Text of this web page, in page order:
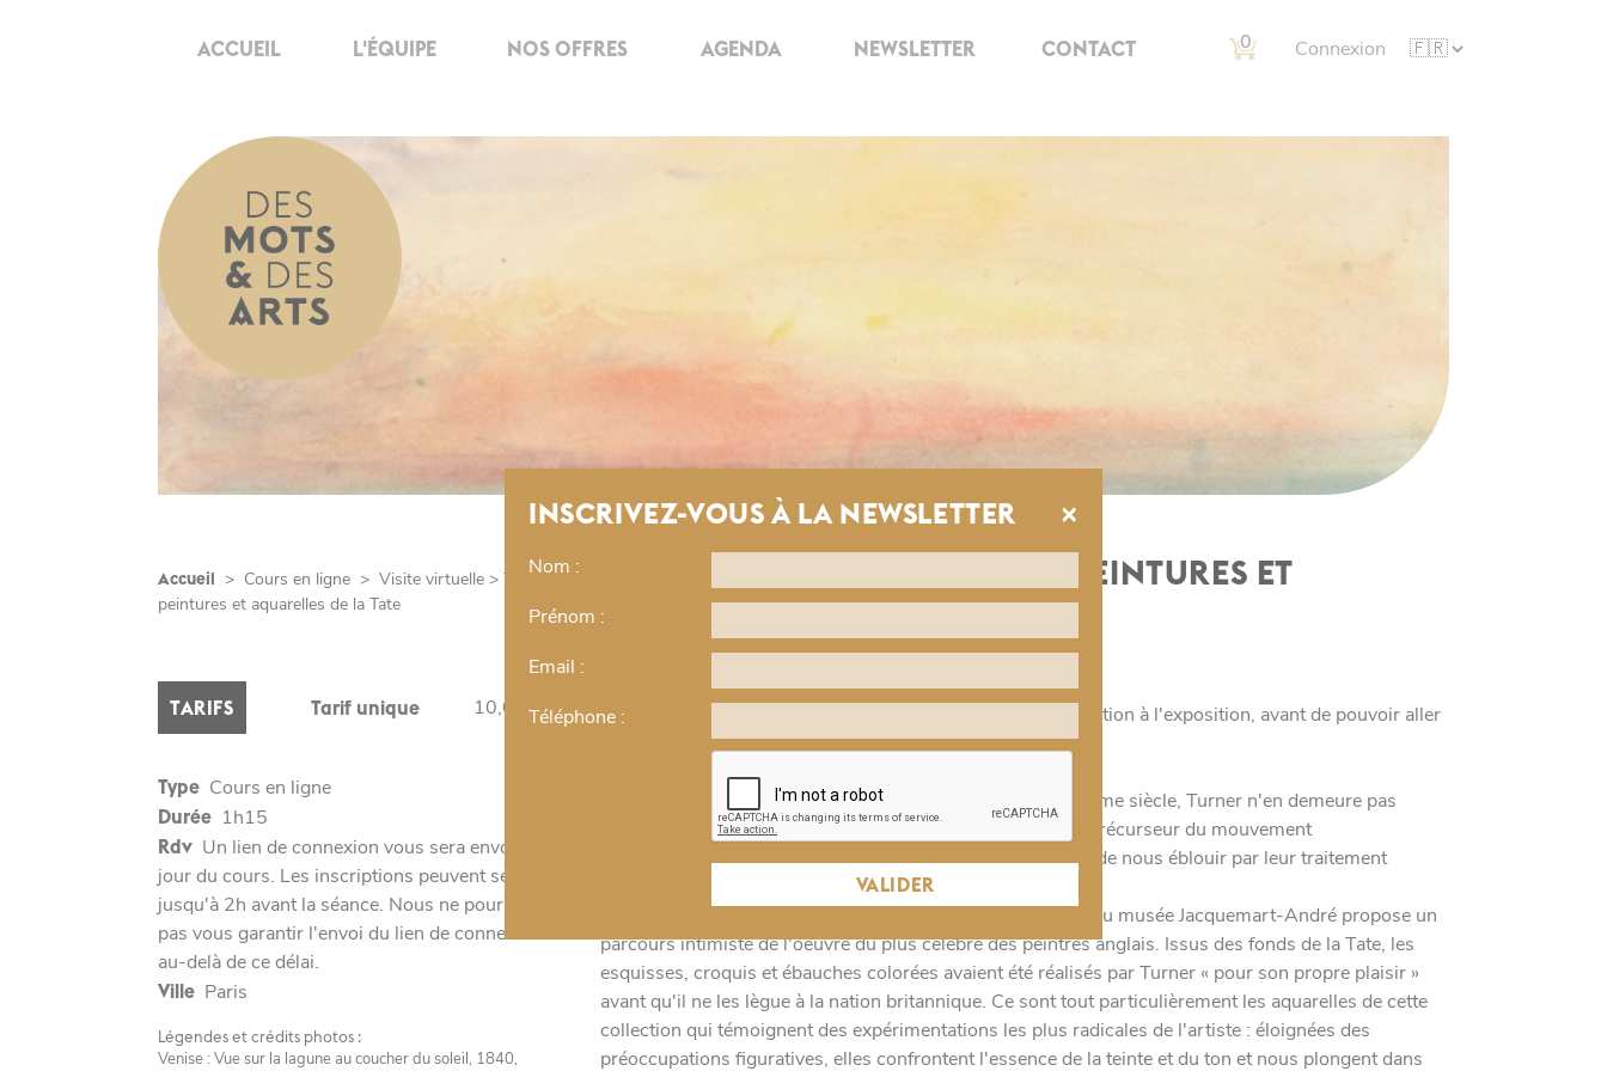
ACCUEIL L'ÉQUIPE NOS OFFRES AGENDA NEWSLETTER CONTACT 0 Connexion
Accueil > Cours en ligne > Visite virtuelle > Turner -
peintures et aquarelles de la Tate
VISITE VIRTUELLE > TURNER - PEINTURES ET
AQUARELLES DE LA TATE
Visite virtuelle
TARIFS Tarif unique 10,00 €
Type Cours en ligne
Durée 1h15
Rdv Un lien de connexion vous sera envoyé le
jour du cours. Les inscriptions peuvent se faire
jusqu'à 2h avant la séance. Nous ne pourrons
pas vous garantir l'envoi du lien de connexion
au-delà de ce délai.
Ville Paris
Légendes et crédits photos :
Venise : Vue sur la lagune au coucher du soleil, 1840,
Cette visite virtuelle est conçue sous la forme d'une préparation à l'exposition, avant de pouvoir aller
à la rencontre des oeuvres dans les salles de musée !
Fortement ancré dans l'esprit romantique du début du XIXème siècle, Turner n'en demeure pas
moins un artiste résolument moderne : considéré comme précurseur du mouvement
impressionniste et de l'art abstrait, ses oeuvres continuent de nous éblouir par leur traitement
singulier de la lumière et de la couleur.
Réunissant ses oeuvres les plus personnelles, l'exposition au musée Jacquemart-André propose un
parcours intimiste de l'oeuvre du plus célébré des peintres anglais. Issus des fonds de la Tate, les
esquisses, croquis et ébauches colorées avaient été réalisés par Turner « pour son propre plaisir »
avant qu'il ne les lègue à la nation britannique. Ce sont tout particulièrement les aquarelles de cette
collection qui témoignent des expérimentations les plus radicales de l'artiste : éloignées des
préoccupations figuratives, elles confrontent l'essence de la teinte et du ton et nous plongent dans
INSCRIVEZ-VOUS À LA NEWSLETTER ×
Nom :
Prénom :
Email :
Téléphone :
VALIDER